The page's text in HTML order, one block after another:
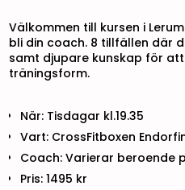
Välkommen till kursen i
bli din coach. 8 tillfällen där
samt djupare kunskap för
träningsform.
När: Tisdagar kl.19.35
Vart: CrossFitboxen
Coach: Varierar beroende
Pris: 1495 kr